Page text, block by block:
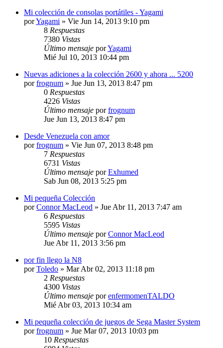
Mi colección de consolas portátiles - Yagami
porYagami » Vie Jun 14, 2013 9:10 pm
8 Respuestas
7380 Vistas
Último mensaje porYagami
Mié Jul 10, 2013 10:44 pm
Nuevas adiciones a la colección 2600 y ahora ... 5200
porfrognum » Jue Jun 13, 2013 8:47 pm
0 Respuestas
4226 Vistas
Último mensaje porfrognum
Jue Jun 13, 2013 8:47 pm
Desde Venezuela con amor
porfrognum » Vie Jun 07, 2013 8:48 pm
7 Respuestas
6731 Vistas
Último mensaje porExhumed
Sab Jun 08, 2013 5:25 pm
Mi pequeña Colección
porConnor MacLeod » Jue Abr 11, 2013 7:47 am
6 Respuestas
5595 Vistas
Último mensaje porConnor MacLeod
Jue Abr 11, 2013 3:56 pm
por fin llego la N8
porToledo » Mar Abr 02, 2013 11:18 pm
2 Respuestas
4300 Vistas
Último mensaje porenfermomenTALDO
Mié Abr 03, 2013 10:34 am
Mi pequeña colección de juegos de Sega Master System
porfrognum » Jue Mar 07, 2013 10:03 pm
10 Respuestas